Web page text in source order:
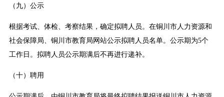
（九）公示
根据考试、体检、考察结果，确定拟聘人员。在铜川市人力资源和
社会保障局、铜川市教育局网站公示拟聘人员名单。公示期为5个
工作日。拟聘人员公示期满后不再进行递补。
（十）聘用